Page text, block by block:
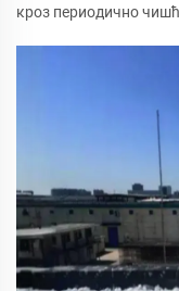
кроз периодично